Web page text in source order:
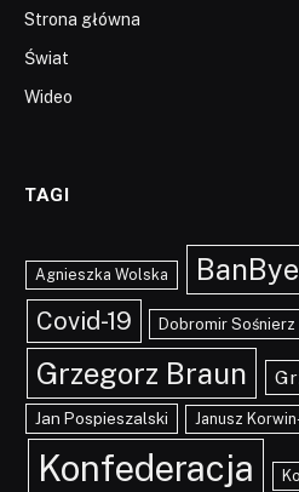
Strona główna
Świat
Wideo
TAGI
Agnieszka Wolska BanBye
Covid-19 Dobromir Sośnierz
Grzegorz Braun
Jan Pospieszalski Janusz
Konfederacja